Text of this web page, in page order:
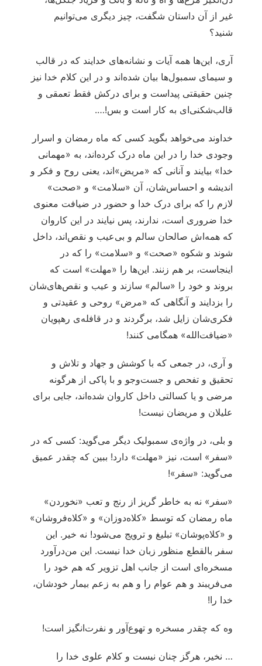
غیر از آن داستان شگفت، چیز دیگری می‌توانیم
شنید؟
آری، این‌ها همه آیات و نشانه‌های خدایند که در قالب
و سیمای سمبول‌ها بیان شده‌اند و در این کلام خدا نیز
چنین حقیقتی پیداست و برای درکش فقط تعمقی و
قالب‌شکنی‌ای به کار است و بس!….
خداوند می‌خواهد بگوید کسی که ماه رمضان و اسرار
وجودی خدا را در این ماه درک کرده‌اند، به «مهمانی
خدا» بیایند و آنانی که «مریض»اند، یعنی روح و فکر و
اندیشه و احساس‌شان، آن «سلامت» و «صحت»
لازم را که برای درک خدا و حضور در ضیافت معنوی
خدا ضروری است، ندارند، پس نیایند در این کاروان
که همه‌اش صالحان سالم و بی‌عیب و نقص‌اند، داخل
شوند و شکوه «صحت» و «سلامت» را که در
اینجاست، بر هم زنند. این‌ها را «مهلت» است که
بروند و خود را «سالم» سازند و عیب و نقص‌های‌شان
را بزدایند و آنگاهی که «مرض» روحی و عقیدتی و
فکری‌شان زایل شد، برگردند و در قافله‌ی رهپویان
«ضیافت‌الله» همگامی کنند!
و آری، در جمعی که با کوشش و جهاد و تلاش و
تحقیق و تفحص و جست‌وجو و با پاکی از هرگونه
مرضی و یا کسالتی داخل کاروان شده‌اند، جایی برای
علیلان و مریضان نیست!
و بلی، در واژه‌ی سمبولیک دیگر می‌گوید: کسی که در
«سفر» است، نیز «مهلت» دارد! ببین که چقدر عمیق
می‌گوید: «سفر»!
«سفر» نه به خاطر گریز از رنج و تعب «نخوردن»
ماه رمضان که توسط «کلاه‌دوزان» و «کلاه‌فروشان»
و «کلاه‌پوشان» تبلیغ و ترویج می‌شود! نه خیر. این
سفر بالقطع منظور زبان خدا نیست. این من‌درآورد
مسخره‌ای است از جانب اهل تزویر که هم خود را
می‌فریبند و هم عوام را و هم به زعم بیمار خودشان،
خدا را!
وه که چقدر مسخره و تهوع‌آور و نفرت‌انگیز است!
… نخیر، هرگز چنان نیست و کلام علوی خدا را